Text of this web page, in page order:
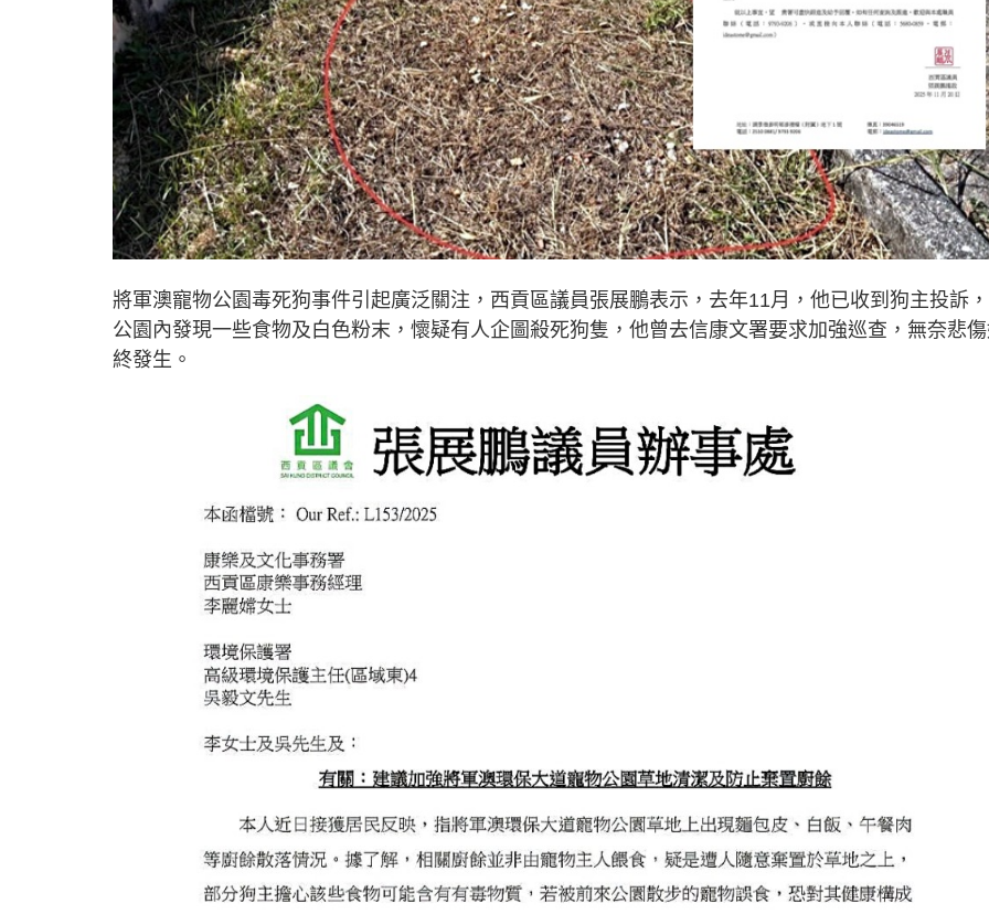
將軍澳寵物公園毒死狗事件引起廣泛關注，西貢區議員張展鵬表示，去年11月，他已收到狗主投訴
公園內發現一些食物及白色粉末，懷疑有人企圖殺死狗隻，他曾去信康文署要求加強巡查，無奈悲
終發生。